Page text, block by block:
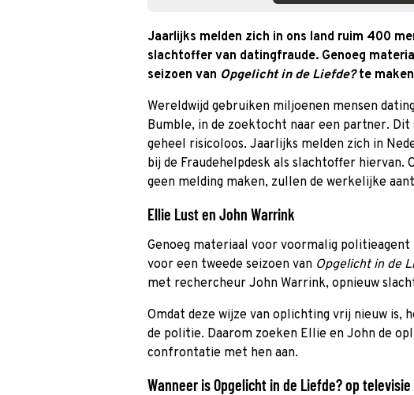
Jaarlijks melden zich in ons land ruim 400
slachtoffer van datingfraude. Genoeg
seizoen van Opgelicht in de Liefde?te
Wereldwijd gebruiken miljoenen mensen
Bumble, in de zoektocht naar een partner. Dit
geheel risicoloos. Jaarlijks melden zich in
bij de Fraudehelpdesk als slachtoffer hiervan.
geen melding maken, zullen de werkelijke
Ellie Lust en John Warrink
Genoeg materiaal voor voormalig
voor een tweede seizoen van Opgelicht in de
met rechercheur John Warrink, opnieuw
Omdat deze wijze van oplichting vrij nieuw
de politie. Daarom zoeken Ellie en John de
confrontatie met hen aan.
Wanneer is Opgelicht in de Liefde? op